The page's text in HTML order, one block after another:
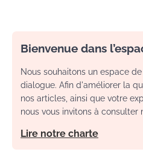
Bienvenue dans
Nous souhaitons un espace
dialogue. Afin d'améliorer la
nos articles, ainsi que votre
nous vous invitons à consulter
Lire notre charte